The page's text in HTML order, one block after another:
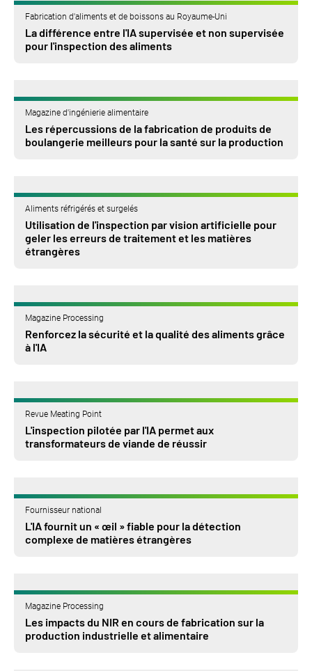
Fabrication d'aliments et de boissons au Royaume-Uni
La différence entre l'IA supervisée et non supervisée
pour l'inspection des aliments
Magazine d'ingénierie alimentaire
Les répercussions de la fabrication de produits de
boulangerie meilleurs pour la santé sur la production
Aliments réfrigérés et surgelés
Utilisation de l'inspection par vision artificielle pour
geler les erreurs de traitement et les matières
étrangères
Magazine Processing
Renforcez la sécurité et la qualité des aliments grâce
à l'IA
Revue Meating Point
L'inspection pilotée par l'IA permet aux
transformateurs de viande de réussir
Fournisseur national
L'IA fournit un « œil » fiable pour la détection
complexe de matières étrangères
Magazine Processing
Les impacts du NIR en cours de fabrication sur la
production industrielle et alimentaire